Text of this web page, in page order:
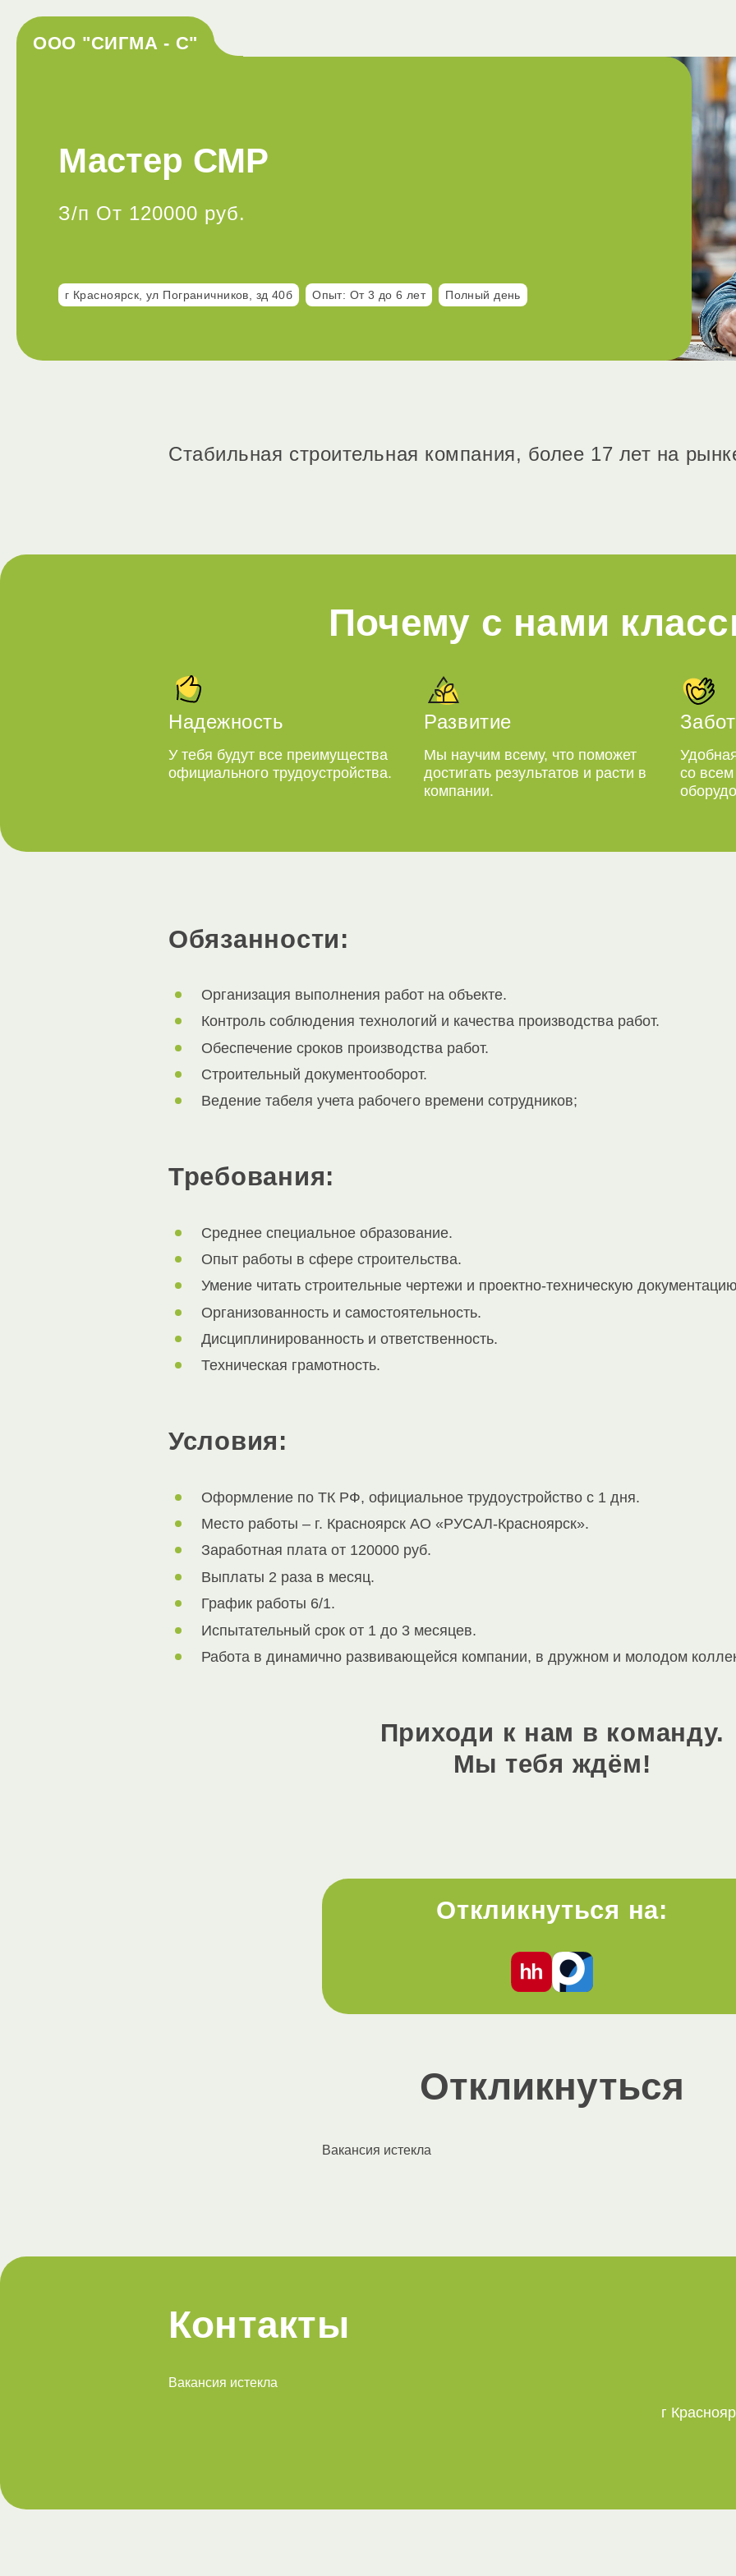
ООО "СИГМА - С"
Мастер СМР
З/п От 120000 руб.
г Красноярск, ул Пограничников, зд 40б Опыт: От 3 до 6 лет Полный день
Стабильная строительная компания, более 17 лет на
Почему с нами
Надежность
У тебя будут все преимущества
официального трудоустройства.
Развитие
Мы научим всему, что поможет
достигать результатов и расти в
компании.
со
Обязанности:
Оpганизaция выполнения работ на объекте.
Контроль соблюдения технологий и качества производства работ.
Обеспечение сроков производства работ.
Строительный документооборот.
Ведение табеля учета рабочего времени сотрудников;
Требования:
Cреднее специальное образование.
Опыт рaботы в сфeре cтроитeльства.
Умение читать стpoитeльные чеpтeжи и проектнo-тeхничecкую
Организованность и самостоятельность.
Дисциплинированность и ответственность.
Техническая грамотность.
Условия:
Оформление по ТК РФ, официальное трудоустройство с 1 дня.
Место работы – г. Красноярск АО «РУСАЛ-Красноярск».
Заработная плата от 120000 руб.
Выплаты 2 раза в месяц.
График работы 6/1.
Испытательный срок от 1 до 3 месяцев.
Работа в динамично развивающейся компании, в дружном и молодом
Приходи к нам в команду.
Мы тебя ждём!
Откликнуться на:
Откликнуться
Вакансия истекла
Контакты
Вакансия истекла
г